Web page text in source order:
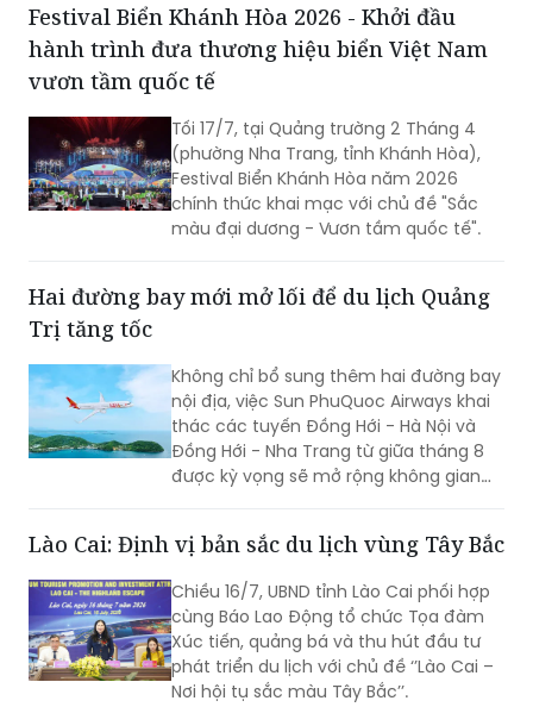
Festival Biển Khánh Hòa 2026 - Khởi đầu
hành trình đưa thương hiệu biển Việt Nam
vươn tầm quốc tế
Tối 17/7, tại Quảng trường 2 Tháng 4
(phường Nha Trang, tỉnh Khánh Hòa),
Festival Biển Khánh Hòa năm 2026
chính thức khai mạc với chủ đề "Sắc
màu đại dương - Vươn tầm quốc tế".
Hai đường bay mới mở lối để du lịch Quảng
Trị tăng tốc
Không chỉ bổ sung thêm hai đường bay
nội địa, việc Sun PhuQuoc Airways khai
thác các tuyến Đồng Hới - Hà Nội và
Đồng Hới - Nha Trang từ giữa tháng 8
được kỳ vọng sẽ mở rộng không gian
quốc tế, tạo đà cho Lễ hội Vì Hòa bình
2026 và Năm Du lịch Quốc gia - Quảng
Trị 2027.
Lào Cai: Định vị bản sắc du lịch vùng Tây Bắc
Chiều 16/7, UBND tỉnh Lào Cai phối hợp
cùng Báo Lao Động tổ chức Tọa đàm
Xúc tiến, quảng bá và thu hút đầu tư
phát triển du lịch với chủ đề ‘’Lào Cai –
Nơi hội tụ sắc màu Tây Bắc’’.